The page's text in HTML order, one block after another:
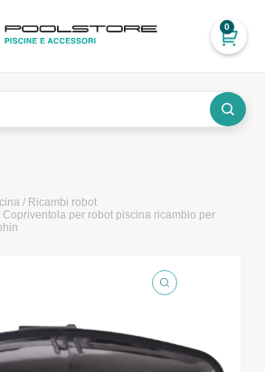
0
/ Ricambi robot
Copriventola per robot piscina ricambio per